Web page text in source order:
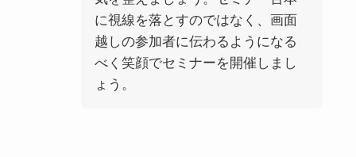
に視線を落とすのではなく、画面
越しの参加者に伝わるようになる
べく笑顔でセミナーを開催しまし
ょう。